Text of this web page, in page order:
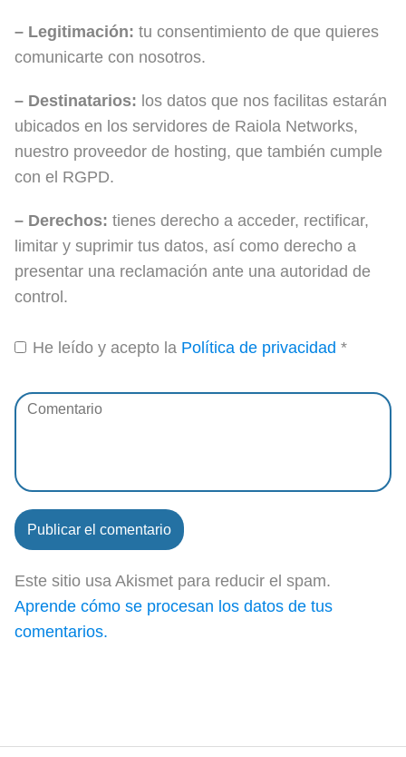
– Legitimación: tu consentimiento de que quieres
comunicarte con nosotros.
– Destinatarios: los datos que nos facilitas estarán
ubicados en los servidores de Raiola Networks,
nuestro proveedor de hosting, que también cumple
con el RGPD.
– Derechos: tienes derecho a acceder, rectificar,
limitar y suprimir tus datos, así como derecho a
presentar una reclamación ante una autoridad de
control.
He leído y acepto la Política de privacidad *
Este sitio usa Akismet para reducir el spam.
Aprende cómo se procesan los datos de tus
comentarios.